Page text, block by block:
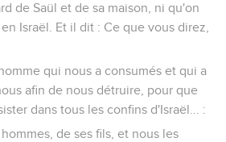
de Saül et de sa maison, ni qu'on
Israël. Et il dit : Ce que vous direz,
qui nous a consumés et qui a
afin de nous détruire, pour que
dans tous les confins d'Israël... :
de ses fils, et nous les